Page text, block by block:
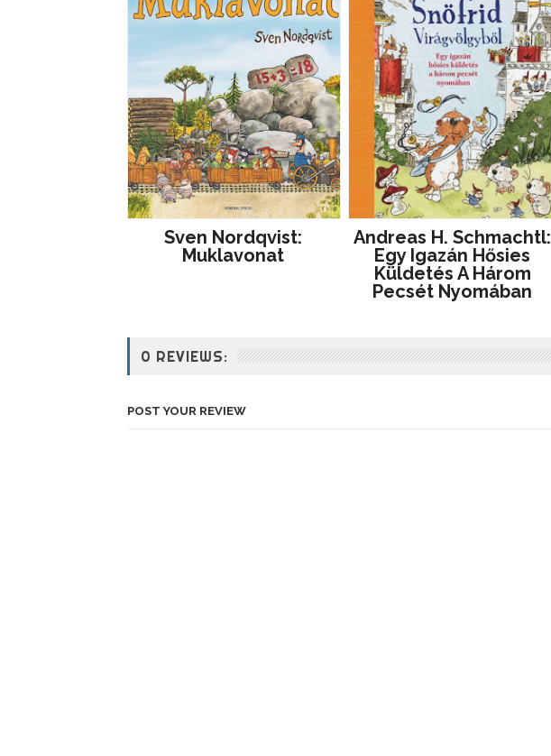
Sven Nordqvist:
Muklavonat
Andreas H. Schmachtl:
Egy Igazán Hősies
Küldetés A Három
Pecsét Nyomában
0 REVIEWS:
POST YOUR REVIEW